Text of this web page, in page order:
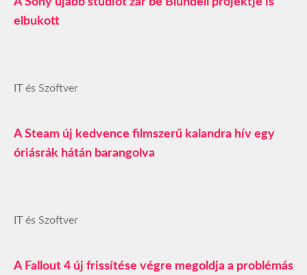
elbukott
IT és Szoftver
A Steam új kedvence filmszerű kalandra hív egy
óriásrák hátán barangolva
IT és Szoftver
A Fallout 4 új frissítése végre megoldja a problémás